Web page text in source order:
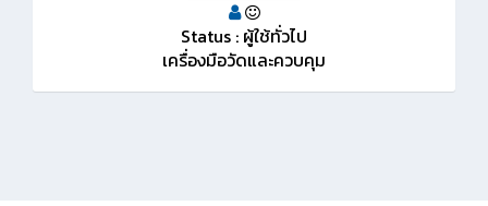
Status : ผู้ใช้ทั่วไป
เครื่องมือวัดและควบคุม